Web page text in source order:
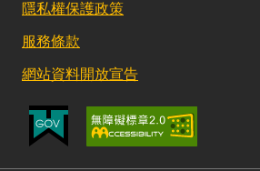
隱私權保護政策
服務條款
網站資料開放宣告